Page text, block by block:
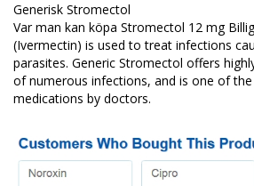
Generisk Stromectol
Var man kan köpa Stromectol 12 mg
(Ivermectin) is used to treat infections
parasites. Generic Stromectol offers
of numerous infections, and is one of
medications by doctors.